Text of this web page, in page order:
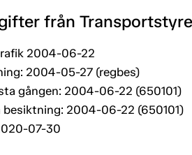
från
2004-06-22
2004-05-27 (regbes)
gången: 2004-06-22 (650101)
besiktning: 2004-06-22 (650101)
07-30